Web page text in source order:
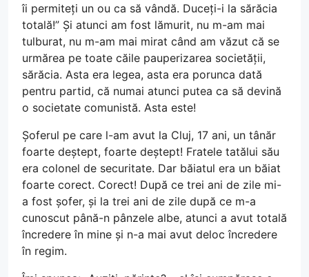
îi permiteți un ou ca să vândă. Duceți-i la sărăcia
totală!” Și atunci am fost lămurit, nu m-am mai
tulburat, nu m-am mai mirat când am văzut că se
urmărea pe toate căile pauperizarea societății,
sărăcia. Asta era legea, asta era porunca dată
pentru partid, că numai atunci putea ca să devină
o societate comunistă. Asta este!
Șoferul pe care l-am avut la Cluj, 17 ani, un tânăr
foarte deștept, foarte deștept! Fratele tatălui său
era colonel de securitate. Dar băiatul era un băiat
foarte corect. Corect! După ce trei ani de zile mi-
a fost șofer, și la trei ani de zile după ce m-a
cunoscut până-n pânzele albe, atunci a avut totală
încredere în mine și n-a mai avut deloc încredere
în regim.